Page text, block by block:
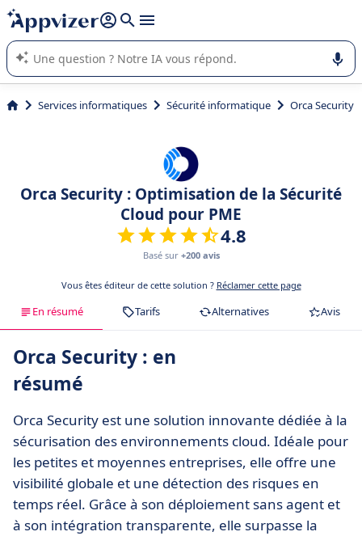
répondre (plusieurs lignes avec
L'IA de Appvizer vous guide dans l'utilisation ou la sélection de
logiciel SaaS en entreprise.
Services informatiques Sécurité informatique Orca Security
Orca Security : Optimisation de la Sécurité
Cloud pour PME
4.8
Basé sur +200 avis
Vous êtes éditeur de cette solution ? Réclamer cette page
En résumé Tarifs Alternatives Avis
Orca Security : en
résumé
Orca Security est une solution innovante dédiée à la
sécurisation des environnements cloud. Idéale pour
les petites et moyennes entreprises, elle offre une
visibilité globale et une détection des risques en
temps réel. Grâce à son déploiement sans agent et
à son intégration transparente, elle surpasse la